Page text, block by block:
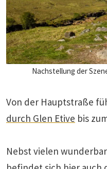
Nachstellung der
Von der Hauptstraße
durch Glen Etive bis
Nebst vielen